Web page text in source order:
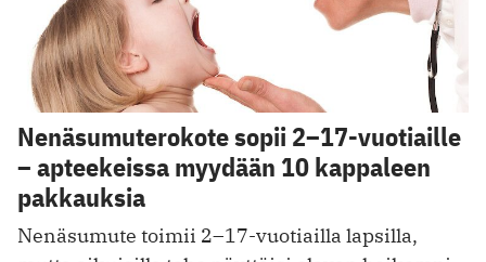
Nenäsumuterokote sopii 2–17-vuotiaille
– apteekeissa myydään 10 kappaleen
pakkauksia
Nenäsumute toimii 2–17-vuotiailla lapsilla,